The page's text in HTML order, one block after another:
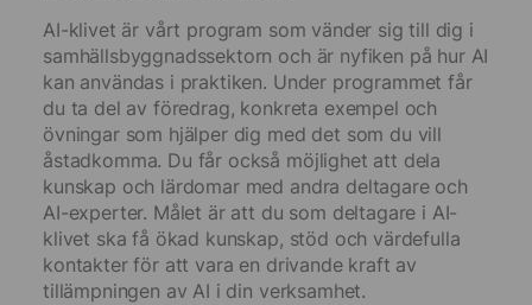
AI-klivet är vårt program som vänder sig till dig i
samhällsbyggnadssektorn och är nyfiken på hur AI
kan användas i praktiken. Under programmet får
du ta del av föredrag, konkreta exempel och
övningar som hjälper dig med det som du vill
åstadkomma. Du får också möjlighet att dela
kunskap och lärdomar med andra deltagare och
AI-experter. Målet är att du som deltagare i AI-
klivet ska få ökad kunskap, stöd och värdefulla
kontakter för att vara en drivande kraft av
tillämpningen av AI i din verksamhet.